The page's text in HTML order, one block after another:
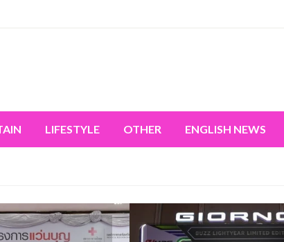
LIFESTYLE OTHER ENGLISH NEWS